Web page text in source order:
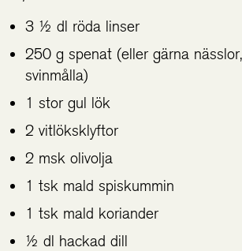
3 ½ dl röda linser
250 g spenat (eller gärna
svinmålla)
1 stor gul lök
2 vitlöksklyftor
2 msk olivolja
1 tsk mald spiskummin
1 tsk mald koriander
½ dl hackad dill